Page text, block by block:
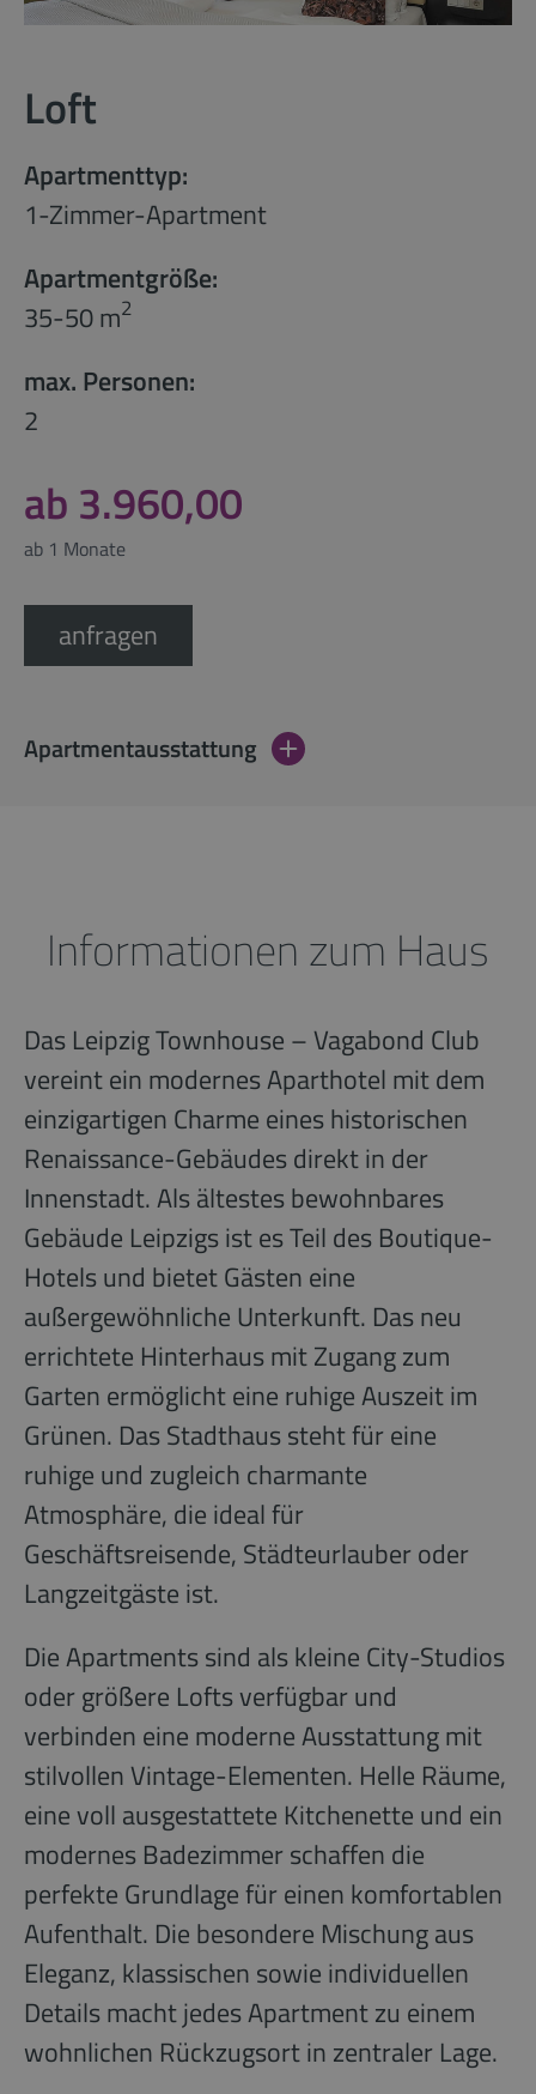
Loft
Apartmenttyp:
1-Zimmer-Apartment
Apartmentgröße:
35-50 m2
max. Personen:
2
ab 3.960,00
ab 1 Monate
anfragen
Apartmentausstattung
Informationen zum Haus
Das Leipzig Townhouse – Vagabond Club
vereint ein modernes Aparthotel mit dem
einzigartigen Charme eines historischen
Renaissance-Gebäudes direkt in der
Innenstadt. Als ältestes bewohnbares
Gebäude Leipzigs ist es Teil des Boutique-
Hotels und bietet Gästen eine
außergewöhnliche Unterkunft. Das neu
errichtete Hinterhaus mit Zugang zum
Garten ermöglicht eine ruhige Auszeit im
Grünen. Das Stadthaus steht für eine
ruhige und zugleich charmante
Atmosphäre, die ideal für
Geschäftsreisende, Städteurlauber oder
Langzeitgäste ist.
Die Apartments sind als kleine City-Studios
oder größere Lofts verfügbar und
verbinden eine moderne Ausstattung mit
stilvollen Vintage-Elementen. Helle Räume,
eine voll ausgestattete Kitchenette und ein
modernes Badezimmer schaffen die
perfekte Grundlage für einen komfortablen
Aufenthalt. Die besondere Mischung aus
Eleganz, klassischen sowie individuellen
Details macht jedes Apartment zu einem
wohnlichen Rückzugsort in zentraler Lage.